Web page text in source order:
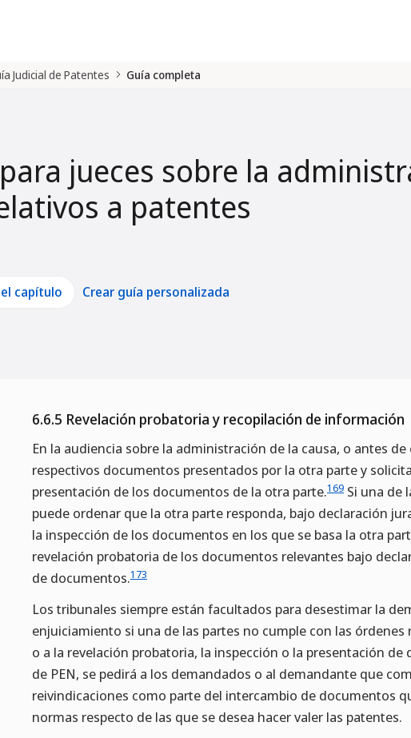
Judicial de Patentes Guía completa
jueces sobre la
a patentes
capítulo Crear guía personalizada
6.6.5 Revelación probatoria y recopilación de información
En la audiencia sobre la administración de la causa, o antes
respectivos documentos presentados por la otra parte y
presentación de los documentos de la otra parte.169 Si una de
puede ordenar que la otra parte responda, bajo declaración
la inspección de los documentos en los que se basa la otra
revelación probatoria de los documentos relevantes bajo
de documentos.173
Los tribunales siempre están facultados para desestimar la
enjuiciamiento si una de las partes no cumple con las
o a la revelación probatoria, la inspección o la presentación de
de PEN, se pedirá a los demandados o al demandante que
reivindicaciones como parte del intercambio de documentos
normas respecto de las que se desea hacer valer las patentes.